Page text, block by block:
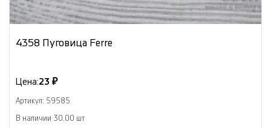
4358 Пуговица Ferre
Цена:23 ₽
Артикул: 59585
В наличии 30.00 шт